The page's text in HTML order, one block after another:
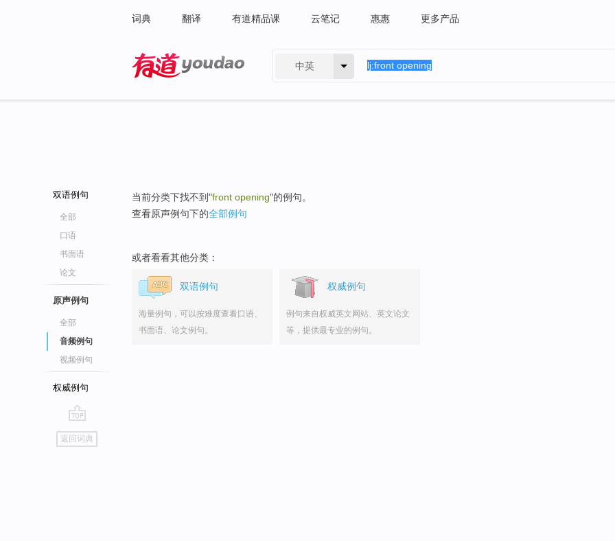
词典 翻译 有道精品课 云笔记 惠惠 更多产品
中英
双语例句
全部
口语
书面语
论文
原声例句
全部
音频例句
视频例句
权威例句
go
top
返回词典
当前分类下找不到"front opening"的例句。
查看原声例句下的全部例句
或者看看其他分类：
双语例句
海量例句，可以按难度查看口语、
书面语、论文例句。
权威例句
例句来自权威英文网站、英文论文
等，提供最专业的例句。